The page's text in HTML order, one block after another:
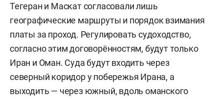
Тегеран и Маскат согласовали лишь
географические маршруты и порядок взимания
платы за проход. Регулировать судоходство,
согласно этим договорённостям, будут только
Иран и Оман. Суда будут входить через
северный коридор у побережья Ирана, а
выходить — через южный, вдоль оманского